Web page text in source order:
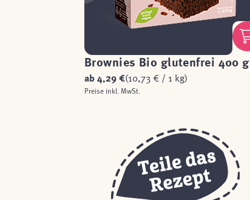
Brownies Bio glutenfrei 400 g
ab4,29 €(10,73 € / 1 kg)
Preise inkl. MwSt.